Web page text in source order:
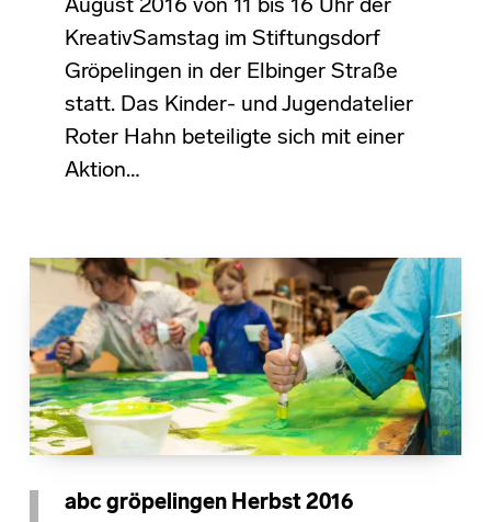
August 2016 von 11 bis 16 Uhr der
KreativSamstag im Stiftungsdorf
Gröpelingen in der Elbinger Straße
statt. Das Kinder- und Jugendatelier
Roter Hahn beteiligte sich mit einer
Aktion…
abc gröpelingen Herbst 2016